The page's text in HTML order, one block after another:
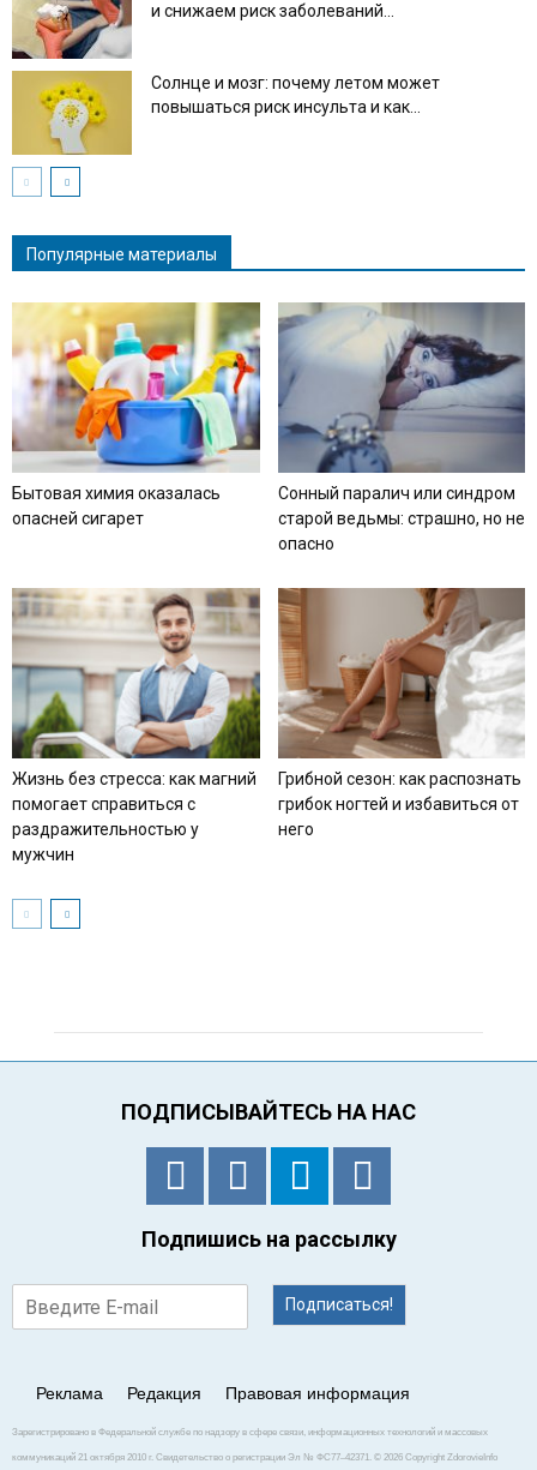
и снижаем риск заболеваний...
Солнце и мозг: почему летом может
повышаться риск инсульта и как...
Популярные материалы
Бытовая химия оказалась
опасней сигарет
Сонный паралич или синдром
старой ведьмы: страшно, но не
опасно
Жизнь без стресса: как магний
помогает справиться с
раздражительностью у
мужчин
Грибной сезон: как распознать
грибок ногтей и избавиться от
него
ПОДПИСЫВАЙТЕСЬ НА НАС
Подпишись на рассылку
Подписаться!
Реклама Редакция Правовая информация
Зарегистрировано в Федеральной службе по надзору в сфере связи, информационных технологий и массовых
коммуникаций 21 октября 2010 г. Свидетельство о регистрации Эл № ФС77–42371. © 2026 Copyright ZdorovieInfo